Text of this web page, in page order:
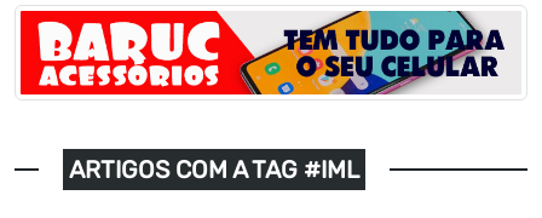
ARTIGOS COM A TAG #IML